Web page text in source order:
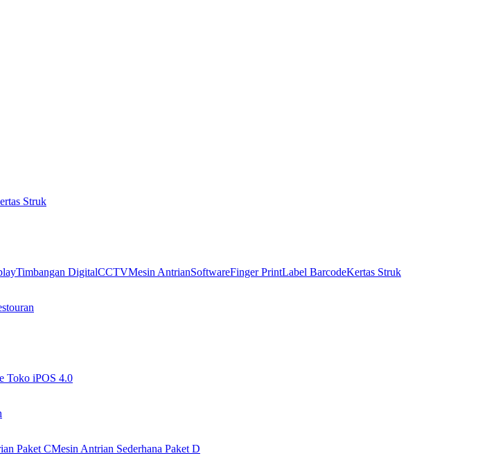
Struk
Timbangan DigitalCCTVMesin AntrianSoftwareFinger PrintLabel BarcodeKertas Struk
Toko iPOS 4.0
Paket CMesin Antrian Sederhana Paket D